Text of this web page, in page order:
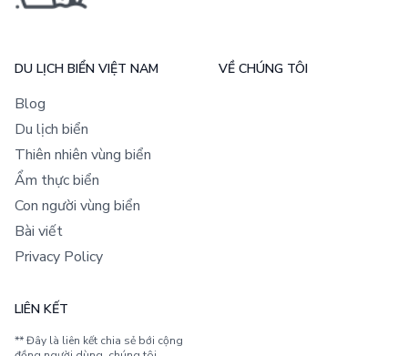
DU LỊCH BIỂN VIỆT NAM
Blog
Du lịch biển
Thiên nhiên vùng biển
Ẩm thực biển
Con người vùng biển
Bài viết
Privacy Policy
VỀ CHÚNG TÔI
LIÊN KẾT
** Đây là liên kết chia sẻ bới cộng